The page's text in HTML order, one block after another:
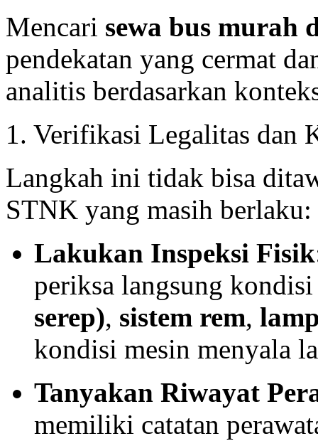
Mencari sewa bus murah
pendekatan yang cermat
analitis berdasarkan
1. Verifikasi Legalitas dan
Langkah ini tidak bisa
STNK yang masih berlaku:
Lakukan Inspeksi Fisik
periksa langsung
serep), sistem rem,
kondisi mesin menyala
Tanyakan Riwayat
memiliki catatan